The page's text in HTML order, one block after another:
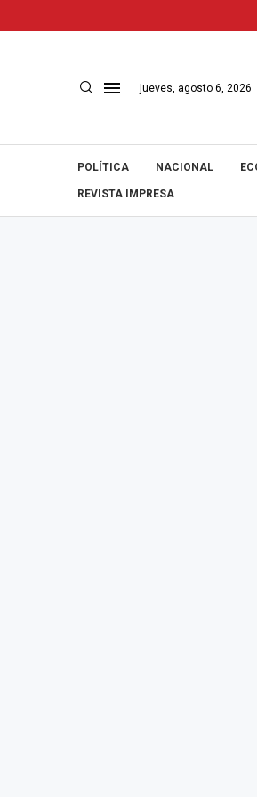
jueves, agosto 6, 2026
POLÍTICA NACIONAL
REVISTA IMPRESA